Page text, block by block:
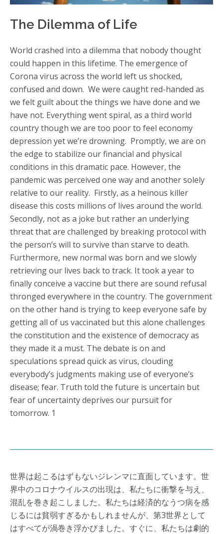
The Dilemma of Life
World crashed into a dilemma that nobody thought
could happen in this lifetime. The emergence of
Corona virus across the world left us shocked,
confused and down. We were caught red-handed as
we felt guilt about the things we have done and we
have not. Everything went spiral, as a third world
country though we are too poor to feel economy
depression yet we’re drowning. Promptly, we are on
the edge to stabilize our financial and physical
conditions in this dramatic pace. However, the
pandemic was perceived one way and another solely
relative to our reality. Firstly, as a heinous killer
disease this costs millions of lives around the world.
Secondly, not as a joke but rather an underlying
threat that are challenged by breaking protocol with
the person’s will to survive than starve to death.
Furthermore, new normal was born and we slowly
retrieving our lives back to track. It took a year to
finally conceive a vaccine but there are sound refusal
thronged everywhere in the country. The government
on the other hand is trying to keep everyone safe by
getting all of us vaccinated but this alone challenges
the constitution and the existence of democracy as
they made it a must. The debate is on and
speculations spread quick as virus, clouding
everybody’s judgments making use of everyone’s
disease; fear. Truth told the future is uncertain but
fear of uncertainty deprives our pursuit for
tomorrow. 1
世界は起こるはずもないジレンマに直面しています。世
界中のコロナウイルスの出現は、私たちに衝撃を与え、
混乱を巻き起こしました。私たちは経済的なうつ病を感
じるには貧弱すぎるかもしれませんが、第3世界として
はすべてが渦巻き浮かびました。すぐに、私たちは劇的